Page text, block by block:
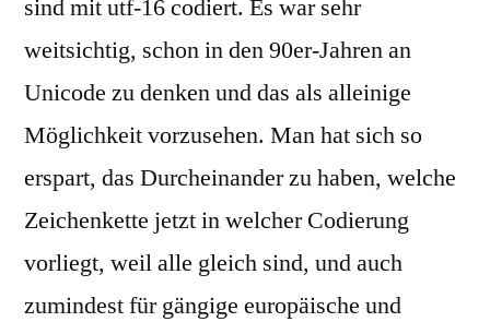
sind mit utf-16 codiert. Es war sehr
weitsichtig, schon in den 90er-Jahren an
Unicode zu denken und das als alleinige
Möglichkeit vorzusehen. Man hat sich so
erspart, das Durcheinander zu haben, welche
Zeichenkette jetzt in welcher Codierung
vorliegt, weil alle gleich sind, und auch
zumindest für gängige europäische und